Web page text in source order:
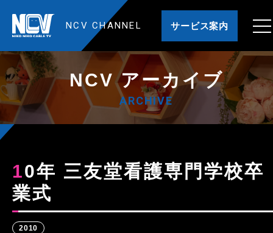
NCV CHANNEL サービス案内
NCV アーカイブ
ARCHIVE
10年 三友堂看護専門学校卒
業式
2010